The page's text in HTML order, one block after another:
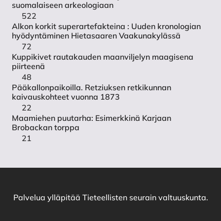
suomalaiseen arkeologiaan
522
Alkon korkit superartefakteina : Uuden kronologian
hyödyntäminen Hietasaaren Vaakunakylässä
72
Kuppikivet rautakauden maanviljelyn maagisena
piirteenä
48
Pääkallonpaikoilla. Retziuksen retkikunnan
kaivauskohteet vuonna 1873
22
Maamiehen puutarha: Esimerkkinä Karjaan
Brobackan torppa
21
Palvelua ylläpitää Tieteellisten seurain valtuuskunta.